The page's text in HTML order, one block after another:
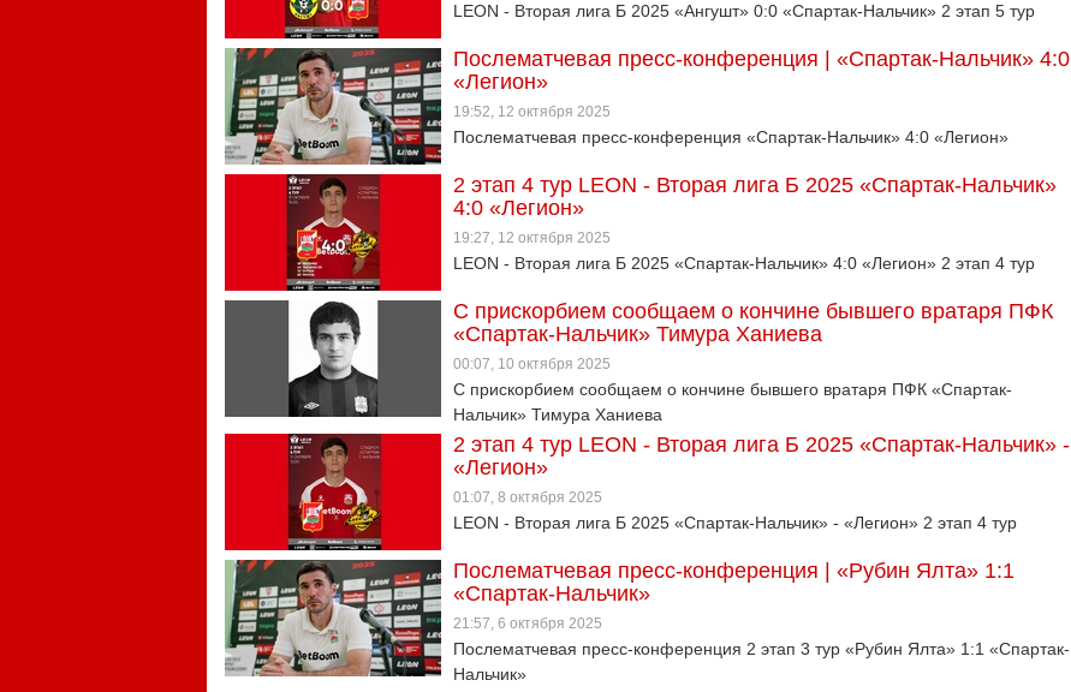
LEON - Вторая лига Б 2025 «Ангушт» 0:0 «Спартак-Нальчик» 2 этап 5 тур
Послематчевая пресс-конференция | «Спартак-Нальчик» 4:0
«Легион»
19:52, 12 октября 2025
Послематчевая пресс-конференция «Спартак-Нальчик» 4:0 «Легион»
2 этап 4 тур LEON - Вторая лига Б 2025 «Спартак-Нальчик»
4:0 «Легион»
19:27, 12 октября 2025
LEON - Вторая лига Б 2025 «Спартак-Нальчик» 4:0 «Легион» 2 этап 4 тур
С прискорбием сообщаем о кончине бывшего вратаря ПФК
«Спартак-Нальчик» Тимура Ханиева
00:07, 10 октября 2025
С прискорбием сообщаем о кончине бывшего вратаря ПФК «Спартак-
Нальчик» Тимура Ханиева
2 этап 4 тур LEON - Вторая лига Б 2025 «Спартак-Нальчик» -
«Легион»
01:07, 8 октября 2025
LEON - Вторая лига Б 2025 «Спартак-Нальчик» - «Легион» 2 этап 4 тур
Послематчевая пресс-конференция | «Рубин Ялта» 1:1
«Спартак-Нальчик»
21:57, 6 октября 2025
Послематчевая пресс-конференция 2 этап 3 тур «Рубин Ялта» 1:1 «Спартак-
Нальчик»